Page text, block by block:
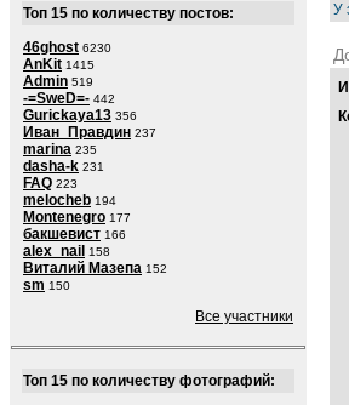
Топ 15 по количеству постов:
46ghost 6230
AnKit 1415
Admin 519
-=SweD=- 442
Gurickaya13 356
Иван_Правдин 237
marina 235
dasha-k 231
FAQ 223
melocheb 194
Montenegro 177
бакшевист 166
alex_nail 158
Виталий Мазепа 152
sm 150
Все участники
Топ 15 по количеству фотографий:
У